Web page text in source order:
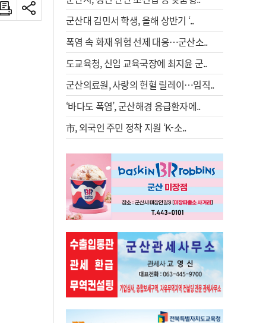
군산대 김민서 학생, 올해 상반기 ‘..
폭염 속 화재 위험 선제 대응…군산소..
도교육청, 신임 교육국장에 최지윤 군..
군산의료원, 사랑의 헌혈 릴레이…임직..
‘바다도 폭염’, 군산해경 응급환자에..
市, 외국인 주민 정착 지원 ‘K-소..